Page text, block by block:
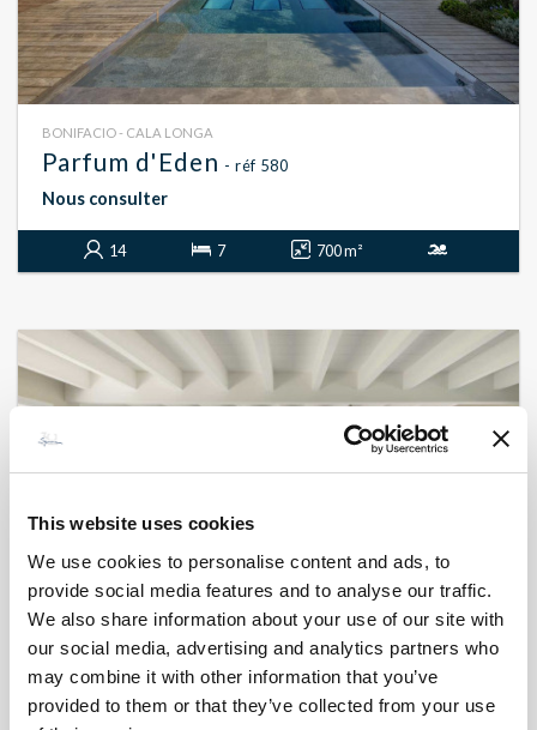
This website uses cookies
We use cookies to personalise content and ads, to
provide social media features and to analyse our traffic.
We also share information about your use of our site with
our social media, advertising and analytics partners who
may combine it with other information that you’ve
provided to them or that they’ve collected from your use
BONIFACIO - CALA LONGA
Parfum d'Eden - réf 580
Nous consulter
14 7 700 m²
BONIFACIO - CORCONE
L'instant nature - réf 536
A partir de 7 050 €par semaine